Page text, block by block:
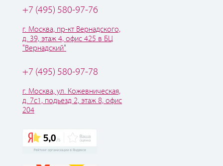
+7 (495) 580-97-76
г. Москва, пр-кт Вернадского,
д. 39, этаж 4, офис 425 в БЦ
"Вернадский"
+7 (495) 580-97-78
г. Москва, ул. Кожевническая,
д. 7с1, подьезд 2, этаж 8, офис
204